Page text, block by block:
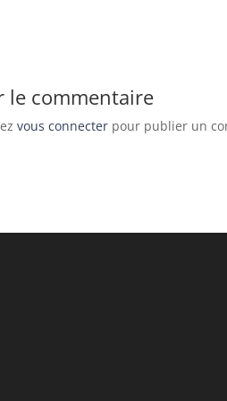
le commentaire
vous connecter pour publier un